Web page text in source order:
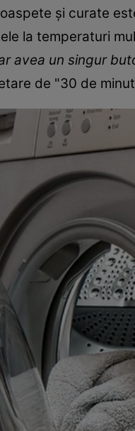
și curate
la temperaturi
avea un singur
de "30 de